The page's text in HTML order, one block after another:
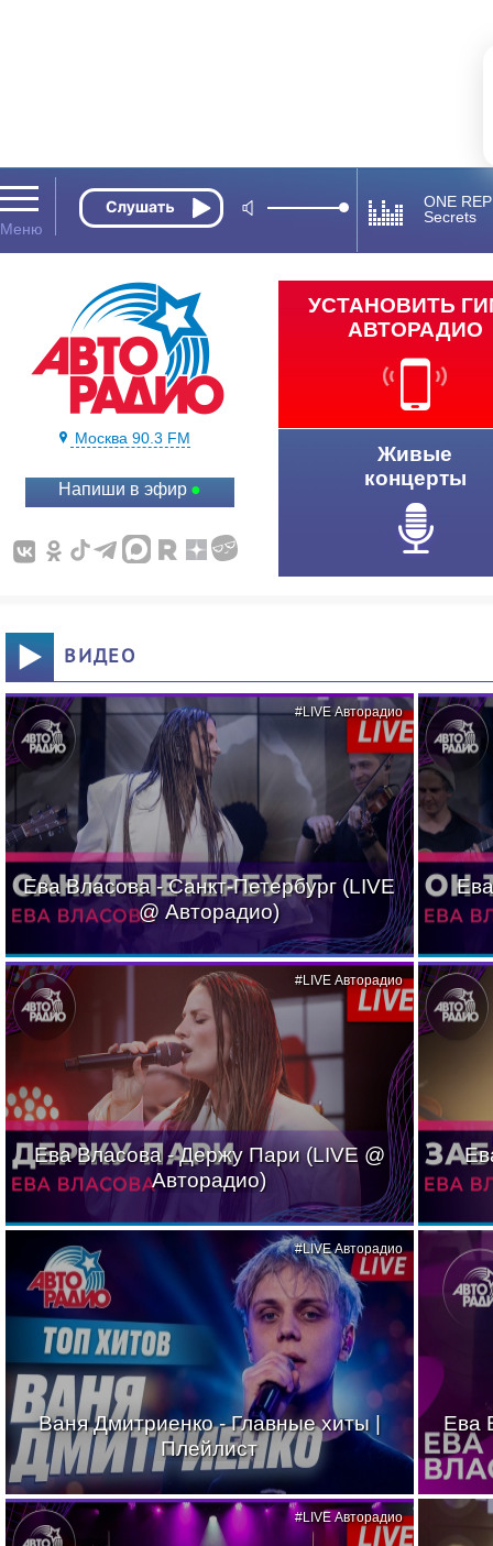
ONE
Secrets
Москва 90.3 FM
Напиши в эфир
УСТАНОВИТЬ
АВТОРАДИО
Живые
концерты
ВИДЕО
Ева Власова - Санкт-Петербург (LIVE
@ Авторадио)
#LIVE Авторадио
Ева Власова - Держу Пари (LIVE @
Авторадио)
#LIVE Авторадио
Ваня Дмитриенко - Главные хиты |
Плейлист
#LIVE Авторадио
Ева
#LIVE Авторадио